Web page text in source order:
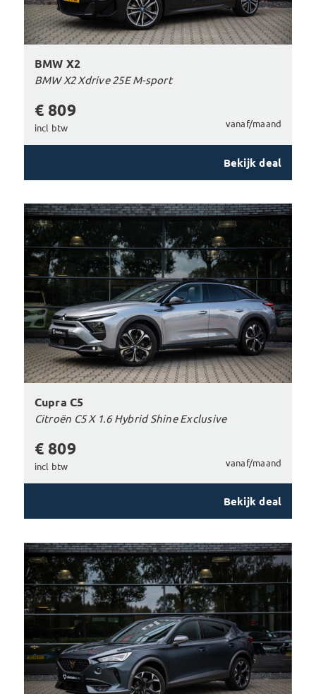
BMW X2
BMW X2 Xdrive 25E M-sport
€ 809
incl btw vanaf/maand
Bekijk deal
Cupra C5
Citroën C5 X 1.6 Hybrid Shine Exclusive
€ 809
incl btw vanaf/maand
Bekijk deal